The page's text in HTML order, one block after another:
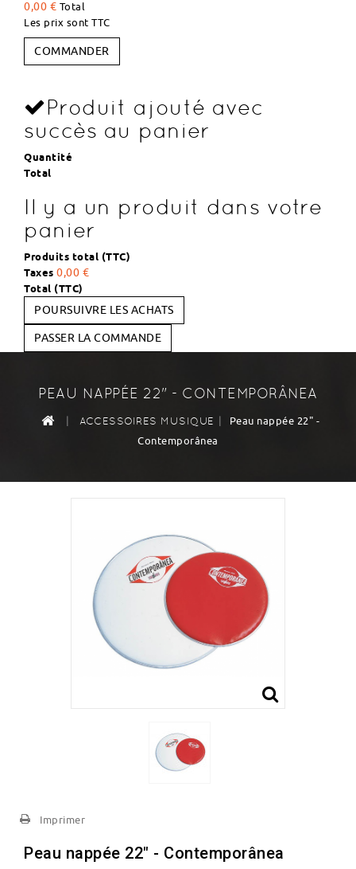
0,00 € Total
Les prix sont TTC
COMMANDER
Produit ajouté avec
succès au panier
Quantité
Total
Il y a un produit dans votre
panier
Produits total (TTC)
Taxes 0,00 €
Total (TTC)
POURSUIVRE LES ACHATS
PASSER LA COMMANDE
PEAU NAPPÉE 22" - CONTEMPORÂNEA
| ACCESSOIRES MUSIQUE |
Peau nappée 22" -
Contemporânea
Imprimer
Peau nappée 22" - Contemporânea